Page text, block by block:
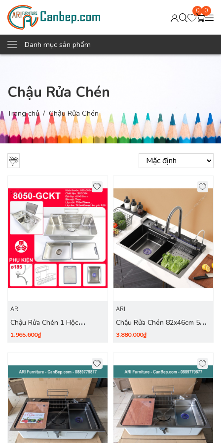
0 0
Danh mục sản phẩm
Chậu Rửa Chén
Trang chủ Chậu Rửa Chén
ARI
Chậu Rửa Chén 1 Hộc
80x50cm Giỏ Khay Thớt - inox
1.965.600₫
ARI
Chậu Rửa Chén 82x46cm 5
Phím Dày 3.0mm - inox 304
3.880.000₫